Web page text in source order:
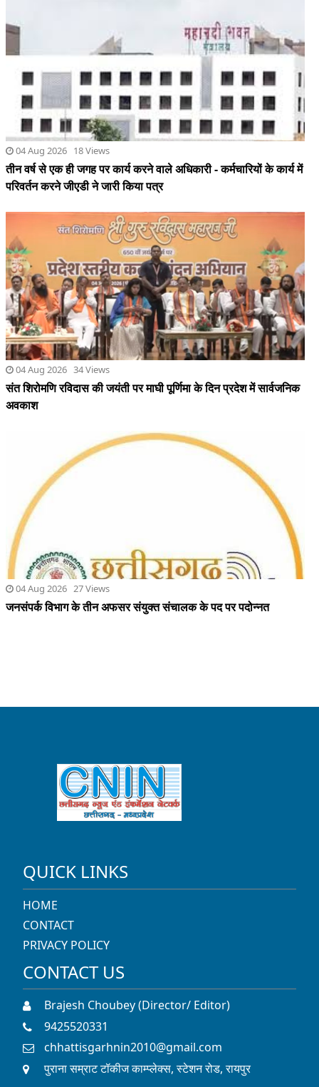
04 Aug 2026 18 Views
तीन वर्ष से एक ही जगह पर कार्य करने वाले अधिकारी - कर्मचारियों के कार्य में
04 Aug 2026 34 Views
संत शिरोमणि रविदास की जयंती पर माघी पूर्णिमा के दिन प्रदेश में सार्वजनिक
अवकाश
04 Aug 2026 27 Views
जनसंपर्क विभाग के तीन अफसर संयुक्त संचालक के पद पर पदोन्नत
CONTACT
PRIVACY POLICY
Brajesh Choubey (Director/ Editor)
9425520331
chhattisgarhnin2010@gmail.com
पुराना सम्राट टॉकीज काम्प्लेक्स, स्टेशन रोड, रायपुर
SOCIAL LINKS